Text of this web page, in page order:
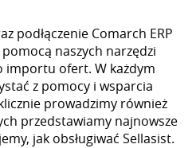
podłączenie Comarch ERP
naszych narzędzi
importu ofert. W każdym
z pomocy i wsparcia
prowadzimy również
przedstawiamy najnowsze
jak obsługiwać Sellasist.